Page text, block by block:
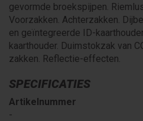
gevormde broekspijpen.
Voorzakken. Achterzakken.
en geïntegreerde ID-
kaarthouder. Duimstokzak van
zakken. Reflectie-effecten.
SPECIFICATIES
Artikelnummer
-